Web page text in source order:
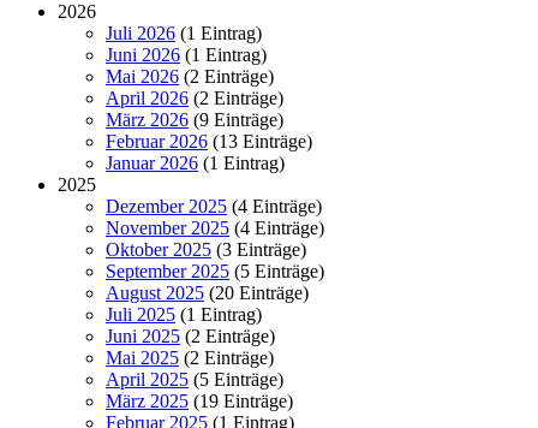
2026
Juli 2026 (1 Eintrag)
Juni 2026 (1 Eintrag)
Mai 2026 (2 Einträge)
April 2026 (2 Einträge)
März 2026 (9 Einträge)
Februar 2026 (13 Einträge)
Januar 2026 (1 Eintrag)
2025
Dezember 2025 (4 Einträge)
November 2025 (4 Einträge)
Oktober 2025 (3 Einträge)
September 2025 (5 Einträge)
August 2025 (20 Einträge)
Juli 2025 (1 Eintrag)
Juni 2025 (2 Einträge)
Mai 2025 (2 Einträge)
April 2025 (5 Einträge)
März 2025 (19 Einträge)
Februar 2025 (1 Eintrag)